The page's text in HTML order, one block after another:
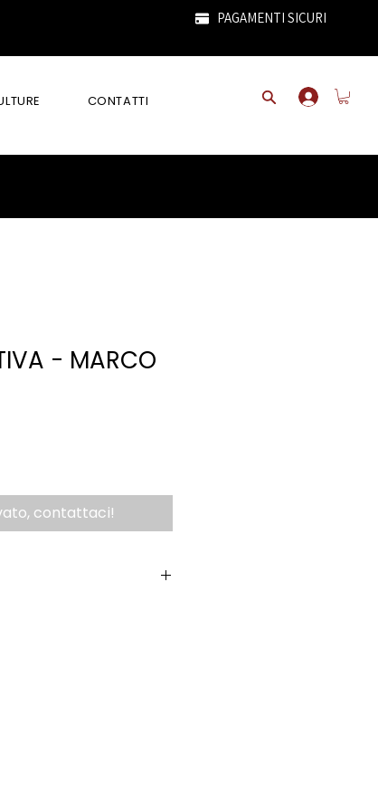
PAGAMENTI SICURI
CONTATTI
- MARCO
contattaci!